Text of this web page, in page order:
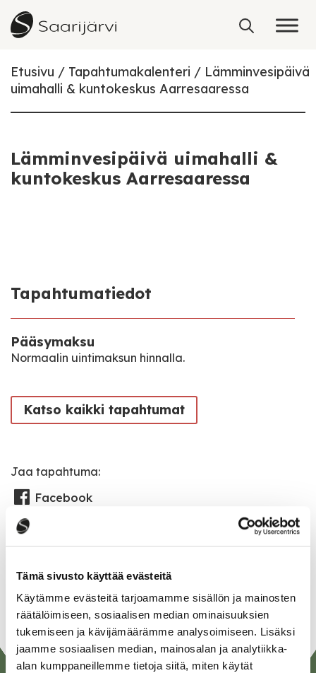
Tämä sivusto käyttää evästeitä
Käytämme evästeitä tarjoamamme sisällön ja mainosten
räätälöimiseen, sosiaalisen median ominaisuuksien
tukemiseen ja kävijämäärämme analysoimiseen. Lisäksi
jaamme sosiaalisen median, mainosalan ja analytiikka-
alan kumppaneillemme tietoja siitä, miten käytät
Skip to content
Etusivu Tapahtumakalenteri
Lämminvesipäivä
uimahalli & kuntokeskus Aarresaaressa
Lämminvesipäivä uimahalli &
kuntokeskus Aarresaaressa
Tapahtumatiedot
Pääsymaksu
Normaalin uintimaksun hinnalla.
Katso kaikki tapahtumat
Jaa tapahtuma:
Facebook
URL